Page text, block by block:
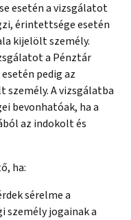
esetén a vizsgálatot
érintettsége esetén
kijelölt személy.
a Pénztár
pedig az
személy. A vizsgálatba
bevonhatóak, ha a
az indokolt és
ha:
sérelme a
jogainak a